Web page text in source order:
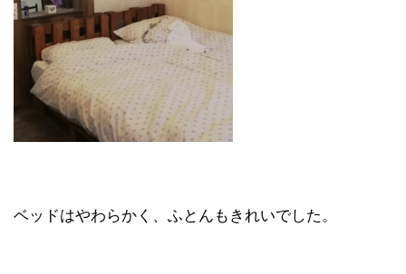
ベッドはやわらかく、ふとんもきれいでした。